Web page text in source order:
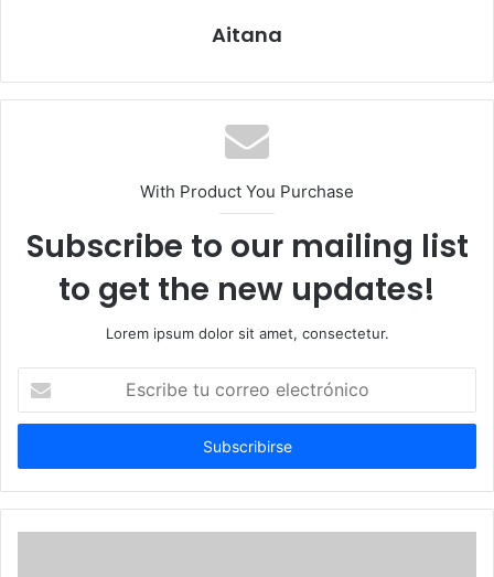
Aitana
With Product You Purchase
Subscribe to our mailing list
to get the new updates!
Lorem ipsum dolor sit amet, consectetur.
correo